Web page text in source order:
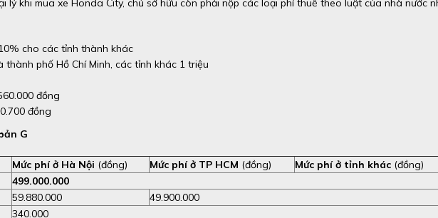
lý khi mua xe Honda City, chủ sở hữu còn phải nộp các loại phí thuế theo luật của nhà nước
cho các tỉnh thành khác
thành phố Hồ Chí Minh, các tỉnh khác 1 triệu
đồng
đồng
G
Mức phí ở Hà Nội (đồng) Mức phí ở TP HCM (đồng) Mức phí ở tỉnh khác (đồng)
499.000.000
59.880.000
49.900.000
340.000